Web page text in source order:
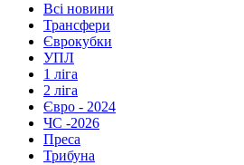
Всі новини
Трансфери
Єврокубки
УПЛ
1 ліга
2 ліга
Євро - 2024
ЧС -2026
Преса
Трибуна